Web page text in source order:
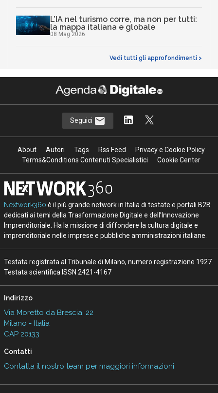
L’IA nel turismo corre, ma non per tutti:
la mappa italiana e globale
08 Mag 2026
Vedi tutti gli approfondimenti >
Seguici
About Autori Tags Rss Feed
Privacy e Cookie Policy
Terms&Conditions Contenuti Specialistici
Cookie Center
Nextwork360 è il più grande network in Italia di testate e portali B2B
dedicati ai temi della Trasformazione Digitale e dell’Innovazione
Imprenditoriale. Ha la missione di diffondere la cultura digitale e
imprenditoriale nelle imprese e pubbliche amministrazioni italiane.
Testata registrata al Tribunale di Milano, numero registrazione 1927.
Testata scientifica ISSN 2421-4167
Indirizzo
Via Moretto da Brescia, 22
Milano - Italia
CAP 20133
Contatti
Contatta il nostro team per maggiori informazioni